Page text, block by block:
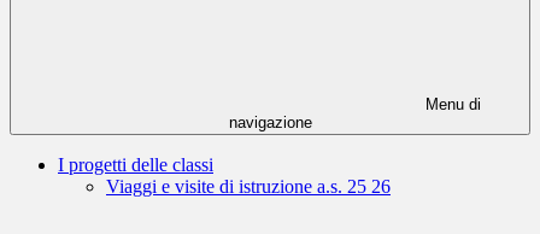
Menu di
navigazione
I progetti delle classi
Viaggi e visite di istruzione a.s. 25 26